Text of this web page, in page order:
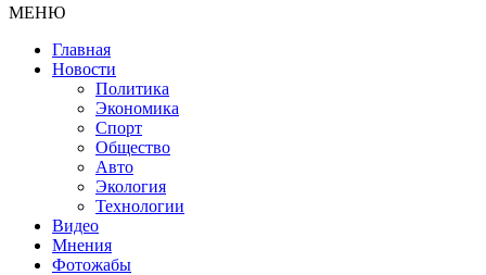
МЕНЮ
Главная
Новости
Политика
Экономика
Спорт
Общество
Авто
Экология
Технологии
Видео
Мнения
Фотожабы